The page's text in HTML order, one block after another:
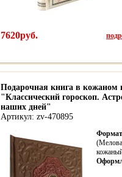
7620руб.
Подарочная книга в кожаном
"Классический гороскоп.
наших дней"
Артикул: zv-470895